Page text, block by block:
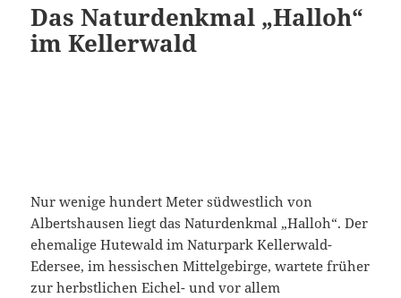
Das Naturdenkmal „Halloh“
im Kellerwald
Nur wenige hundert Meter südwestlich von
Albertshausen liegt das Naturdenkmal „Halloh“. Der
ehemalige Hutewald im Naturpark Kellerwald-
Edersee, im hessischen Mittelgebirge, wartete früher
zur herbstlichen Eichel- und vor allem